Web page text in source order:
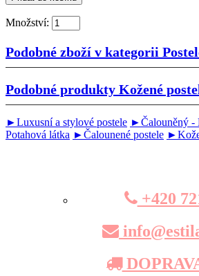
Množství:
Podobné zboží v kategorii
Podobné produkty Kožené
►Luxusní a stylové postele ►Čalouněný -
Potahová látka ►Čalounené postele
+420